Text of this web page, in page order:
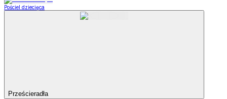
Pościel dziecięca
Prześcieradła